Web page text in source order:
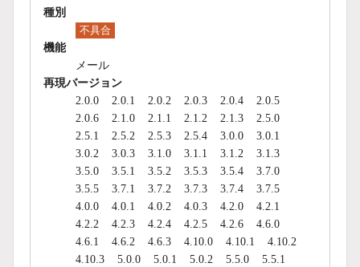
種別
不具合
機能
メール
再現バージョン
2.0.0
2.0.1 2.0.2 2.0.3 2.0.4
2.0.5
2.0.6
2.1.0 2.1.1 2.1.2 2.1.3
2.5.0
2.5.1
2.5.2 2.5.3 2.5.4 3.0.0
3.0.1
3.0.2
3.0.3 3.1.0 3.1.1 3.1.2
3.1.3
3.5.0
3.5.1 3.5.2 3.5.3 3.5.4
3.7.0
3.5.5
3.7.1 3.7.2 3.7.3 3.7.4
3.7.5
4.0.0
4.0.1 4.0.2 4.0.3 4.2.0
4.2.1
4.2.2
4.2.3 4.2.4 4.2.5 4.2.6
4.6.0
4.6.1
4.6.2 4.6.3 4.10.0 4.10.1
4.10.2
4.10.3
5.0.0 5.0.1 5.0.2 5.5.0
5.5.1